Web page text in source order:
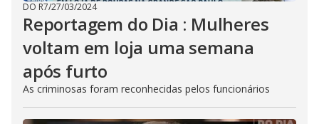
DO R7/27/03/2024
Reportagem do Dia : Mulheres
voltam em loja uma semana
após furto
As criminosas foram reconhecidas pelos funcionários